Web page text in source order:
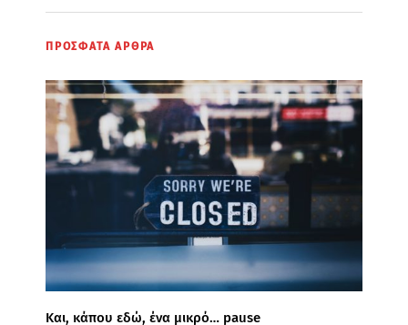
ΠΡΟΣΦΑΤΑ ΑΡΘΡΑ
Και, κάπου εδώ, ένα μικρό… pause